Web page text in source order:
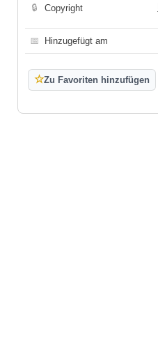
🔒 Copyright
📅 Hinzugefügt am
☆Zu Favoriten hinzufügen